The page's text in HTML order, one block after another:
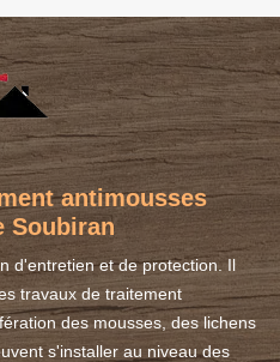
antimousses
Soubiran
d'entretien et de protection. Il
travaux de traitement
des mousses, des lichens
s'installer au niveau des